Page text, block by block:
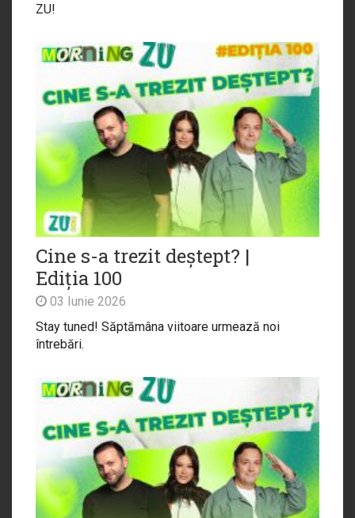
ZU!
Cine s-a trezit deștept? |
Ediția 100
03 Iunie 2026
Stay tuned! Săptămâna viitoare urmează noi
întrebări.